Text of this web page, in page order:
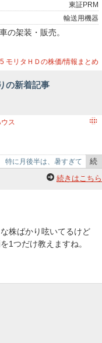
東証PRM
輸送用機器
の架装・販売。
モリタＨＤの株価/情報まとめ
の新着記事
ス
ディングス
ィングス
や日洋ホールディングス
地主
特に月後半は、暑すぎて
かったのかもしれませ
続
き
続きはこちら
株ばかり呟いてるけど
1つだけ教えますね。